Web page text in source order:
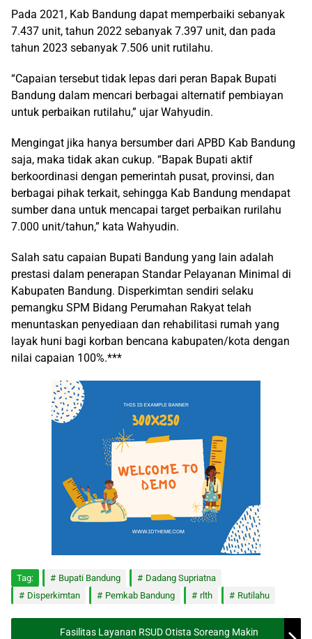
Pada 2021, Kab Bandung dapat memperbaiki sebanyak
7.437 unit, tahun 2022 sebanyak 7.397 unit, dan pada
tahun 2023 sebanyak 7.506 unit rutilahu.
“Capaian tersebut tidak lepas dari peran Bapak Bupati
Bandung dalam mencari berbagai alternatif pembiayan
untuk perbaikan rutilahu,” ujar Wahyudin.
Mengingat jika hanya bersumber dari APBD Kab Bandung
saja, maka tidak akan cukup. “Bapak Bupati aktif
berkoordinasi dengan pemerintah pusat, provinsi, dan
berbagai pihak terkait, sehingga Kab Bandung mendapat
sumber dana untuk mencapai target perbaikan rurilahu
7.000 unit/tahun,” kata Wahyudin.
Salah satu capaian Bupati Bandung yang lain adalah
prestasi dalam penerapan Standar Pelayanan Minimal di
Kabupaten Bandung. Disperkimtan sendiri selaku
pemangku SPM Bidang Perumahan Rakyat telah
menuntaskan penyediaan dan rehabilitasi rumah yang
layak huni bagi korban bencana kabupaten/kota dengan
nilai capaian 100%.***
Tag: Bupati Bandung
Dadang Supriatna
Disperkimtan
Pemkab Bandung rlth Rutilahu
Fasilitas Layanan RSUD Otista Soreang Makin